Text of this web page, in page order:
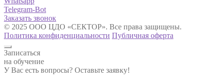
Telegram-Bot
Заказать звонок
© 2025 ООО ЦДО «СЕКТОР». Все права защищены.
Политика конфиденциальности Публичная оферта
Записаться
на обучение
У Вас есть вопросы? Оставьте заявку!